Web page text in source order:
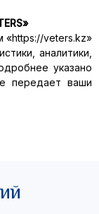
»
«https://veters.kz»
аналитики,
указано
передает ваши